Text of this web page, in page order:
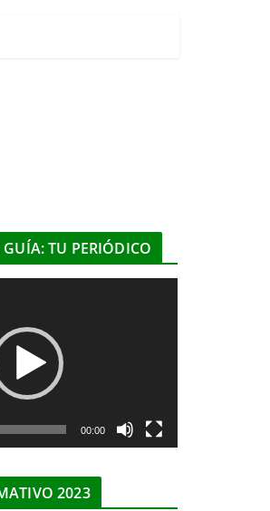
TU PERIÓDICO
00:00
2023